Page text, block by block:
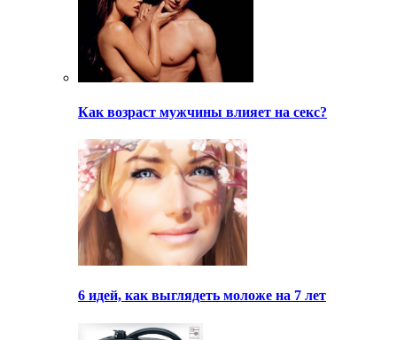
Как возраст мужчины влияет на секс?
6 идей, как выглядеть моложе на 7 лет